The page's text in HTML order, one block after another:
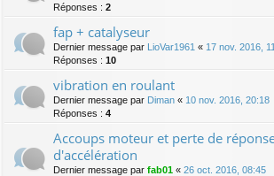
Réponses : 2
fap + catalyseur
Dernier message par LioVar1961 « 17 nov. 2016,
Réponses : 10
vibration en roulant
Dernier message par Diman « 10 nov. 2016, 20:18
Réponses : 4
Accoups moteur et perte de
d'accélération
Dernier message par fab01 « 26 oct. 2016, 08:45